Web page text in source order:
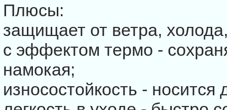
Плюсы:
защищает от ветра,
с эффектом термо -
намокая;
износостойкость - носится